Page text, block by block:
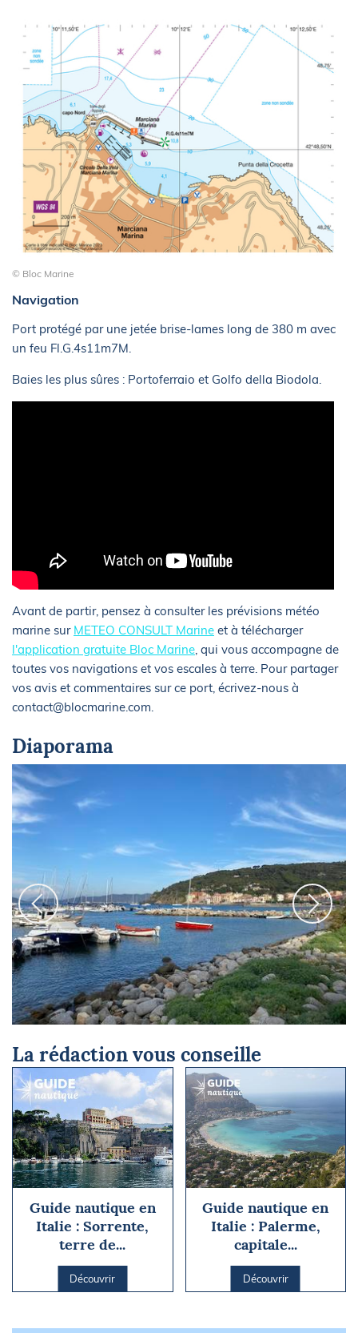
© Bloc Marine
Navigation
Port protégé par une jetée brise-lames long de 380 m avec
un feu Fl.G.4s11m7M.
Baies les plus sûres : Portoferraio et Golfo della Biodola.
Avant de partir, pensez à consulter les prévisions météo
marine sur METEO CONSULT Marine et à télécharger
l'application gratuite Bloc Marine, qui vous accompagne de
toutes vos navigations et vos escales à terre. Pour partager
vos avis et commentaires sur ce port, écrivez-nous à
contact@blocmarine.com.
Diaporama
La rédaction vous conseille
Guide nautique en
Italie : Sorrente,
terre de...
Découvrir
Guide nautique en
Italie : Palerme,
capitale...
Découvrir